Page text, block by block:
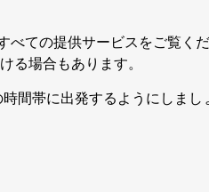
べての提供サービスをご覧く
る場合もあります。
間帯に出発するようにしまし